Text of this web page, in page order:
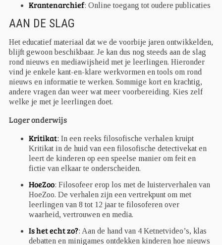
Krantenarchief: Online toegang tot oudere publicaties
AAN DE SLAG
Het educatief materiaal dat we de voorbije jaren ontwikkelden,
blijft gewoon beschikbaar. Je kan dus nog steeds aan de slag
rond nieuws en mediawijsheid met je leerlingen. Hieronder
vind je enkele kant-en-klare werkvormen en tools om rond
nieuws en informatie te werken. Sommige kort en krachtig,
andere vragen dan weer wat meer voorbereiding. Kies zelf
welke je met je leerlingen doet.
Lager onderwijs
Kritikat: In een reeks filosofische verhalen kruipt
Kritikat in de huid van een filosofische detectivekat en
leert de kinderen op een speelse manier om feit en
fictie van elkaar te onderscheiden.
HoeZoo: Filosofeer erop los met de luisterverhalen van
HoeZoo. De verhalen zijn een vertrekpunt om met
leerlingen van 8 tot 12 jaar te filosoferen over
waarheid, vertrouwen en media.
Is het echt zo?: Aan de hand van 4 Ketnetvideo’s, klas
debatten en minigames ontdekken kinderen hoe nieuws